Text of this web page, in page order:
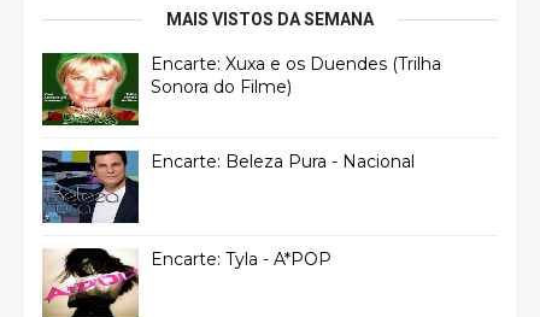
MAIS VISTOS DA SEMANA
Encarte: Xuxa e os Duendes (Trilha
Sonora do Filme)
Encarte: Beleza Pura - Nacional
Encarte: Tyla - A*POP